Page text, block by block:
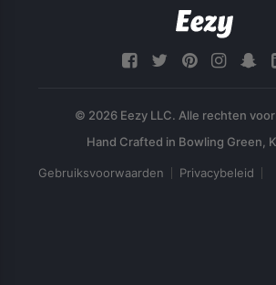
© 2026 Eezy LLC. Alle rechten
Gebruiksvoorwaarden Privacybeleid